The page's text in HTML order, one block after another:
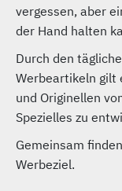
vergessen, aber
der Hand halten
Durch den
Werbeartikeln gilt
und Originellen
Spezielles zu
Gemeinsam
Werbeziel.